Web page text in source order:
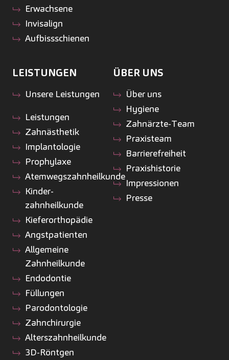
Erwachsene
Invisalign
Aufbissschienen
LEISTUNGEN
Unsere Leistungen
Leistungen
Zahnästhetik
Implantologie
Prophylaxe
Atemwegszahnheilkunde
Kinder­
zahnheilkunde
Kiefer­orthopädie
Angstpatienten
Allgemeine
Zahnheilkunde
Endodontie
Füllungen
Parodontologie
Zahnchirurgie
Alterszahnheilkunde
3D-Röntgen
ÜBER UNS
Über uns
Hygiene
Zahnärzte-Team
Praxisteam
Barrierefreiheit
Praxishistorie
Impressionen
Presse